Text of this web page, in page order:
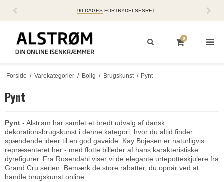
90 DAGES FORTRYDELSESRET
0
Forside / Varekategorier / Bolig / Brugskunst / Pynt
Pynt
Pynt - Alstrøm har samlet et bredt udvalg af dansk
dekorationsbrugskunst i denne kategori, hvor du altid finder
spændende ideer til en god gaveide. Kay Bojesen er naturligvis
repræsenteret her - med flotte billeder af hans karakteristiske
dyrefigurer. Fra Rosendahl viser vi de elegante urtepotteskjulere fra
Grand Cru serien. Bemærk de store rabatter, du opnår ved at
handle brugskunst online.